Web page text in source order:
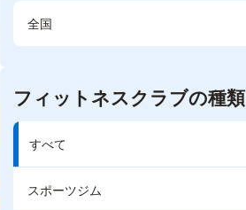
全国
フィットネスクラブの種類
すべて
スポーツジム